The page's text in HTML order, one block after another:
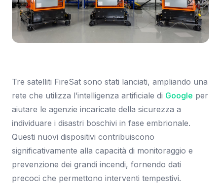
Tre satelliti FireSat sono stati lanciati, ampliando una
rete che utilizza l’intelligenza artificiale di Google per
aiutare le agenzie incaricate della sicurezza a
individuare i disastri boschivi in fase embrionale.
Questi nuovi dispositivi contribuiscono
significativamente alla capacità di monitoraggio e
prevenzione dei grandi incendi, fornendo dati
precoci che permettono interventi tempestivi.